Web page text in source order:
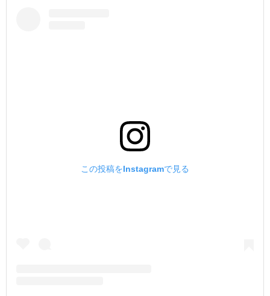
この投稿をInstagramで見る